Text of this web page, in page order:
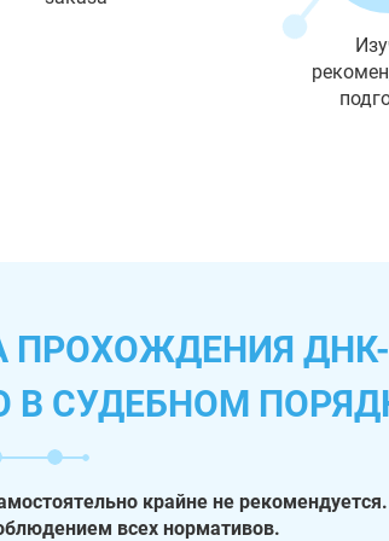
ПРОХОЖДЕНИЯ
В СУДЕБНОМ
крайне не
всех нормативов.